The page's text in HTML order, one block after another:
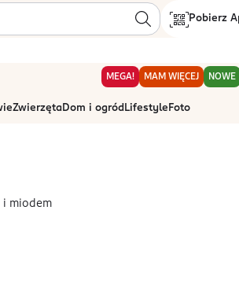
Pobierz
MEGA! MAM WIĘCEJ NOWE
ZwierzętaDom i ogród Lifestyle Foto
i miodem